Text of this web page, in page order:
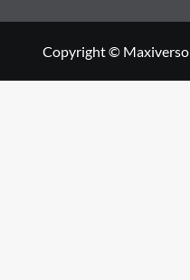
Copyright © Maxiverso